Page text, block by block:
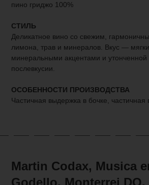
пино гриджо 100%
СТИЛЬ
Деликатное вино со свежим,
лимона, трав и минералов. Вкус —
минеральными акцентами и
послевкусии.
ОСОБЕННОСТИ ПРОИЗВОДСТВА
Частичная выдержка в бочке, частичная
Martin Codax, Musica
Godello, Monterrei DO,